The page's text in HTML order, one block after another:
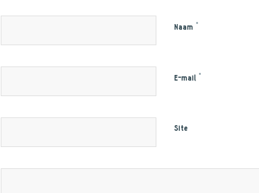
Naam *
E-mail *
Site